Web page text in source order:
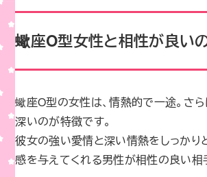
蠍座O型女性と相性が良い
蠍座O型の女性は、情熱的で一途。さ
深いのが特徴です。
彼女の強い愛情と深い情熱をしっかり
感を与えてくれる男性が相性の良い相